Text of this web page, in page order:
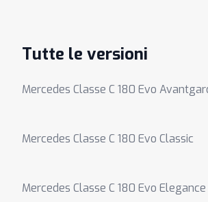
Tutte le versioni
Mercedes Classe C 180 Evo
Mercedes Classe C 180 Evo Classic
Mercedes Classe C 180 Evo Elegance